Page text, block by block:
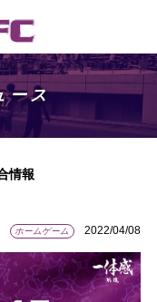
ース
情報
ホームゲーム 2022/04/08